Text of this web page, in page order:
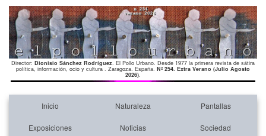
Director: Dionisio Sánchez Rodríguez. El Pollo Urbano. Desde 1977 la primera revista de sátira
política, información, ocio y cultura . Zaragoza. España. Nº 254. Extra Verano (Julio Agosto
2026).
Inicio Naturaleza Pantallas
Exposiciones Noticias Sociedad